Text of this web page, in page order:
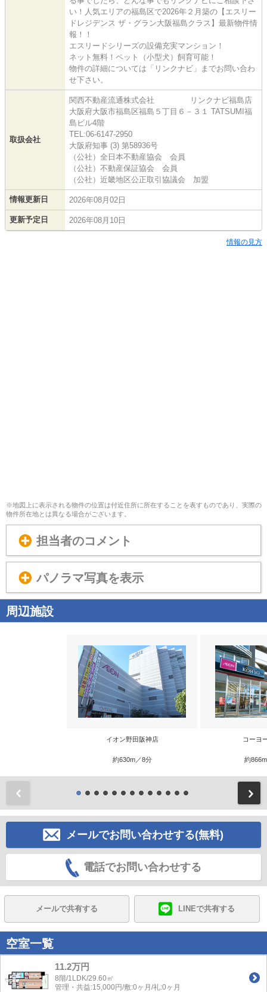
い！人気エリアの福島区で2026年２月築の【エスリー
ドレジデンス ザ・グラン大阪福島クラス】最新物件情
報！！
エスリードシリーズの設備充実マンション！
ネット無料！ペット（小型犬）飼育可能！
物件の詳細については「リンクナビ」までお問い合わ
せ下さい。
取扱会社
関西不動産流通株式会社 リンクナビ福島店
大阪府大阪市福島区福島５丁目６－３１ TATSUMI福
島ビル4階
TEL:06-6147-2950
大阪府知事 (3) 第58936号
（公社）全日本不動産協会 会員
（公社）不動産保証協会 会員
（公社）近畿地区公正取引協議会 加盟
情報更新日 2026年08月02日
更新予定日 2026年08月10日
情報の見方
※地図上に表示される物件の位置は付近住所に所在することを表すものであり、実際の
物件所在地とは異なる場合がございます。
担当者のコメント
パノラマ写真を表示
周辺施設
イオン野田阪神店
約630m／8分
コーヨ
約
メールでお問い合わせする(無料)
電話でお問い合わせする
メールで共有する LINEで共有する
空室一覧
11.2万円
8階/1LDK/29.60㎡
管理・共益:15,000円/敷:0ヶ月/礼:0ヶ月